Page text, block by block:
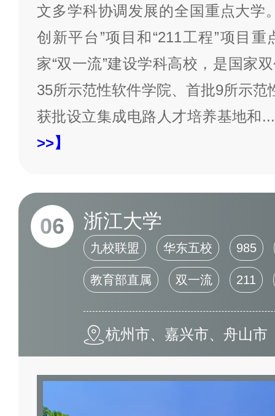
文多学科协调发展的全国重点大学
创新平台”项目和“211工程”项目
家“双一流”建设学科高校，是国家
35所示范性软件学院、首批9所示范
获批设立集成电路人才培养基地和...
>>】
06 浙江大学
九校联盟 华东五校 985
教育部直属 双一流 211
杭州市、嘉兴市、舟山市